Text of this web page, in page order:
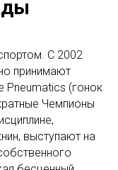
С 2002
принимают
Pneumatics (гонок
Чемпионы
выступают на